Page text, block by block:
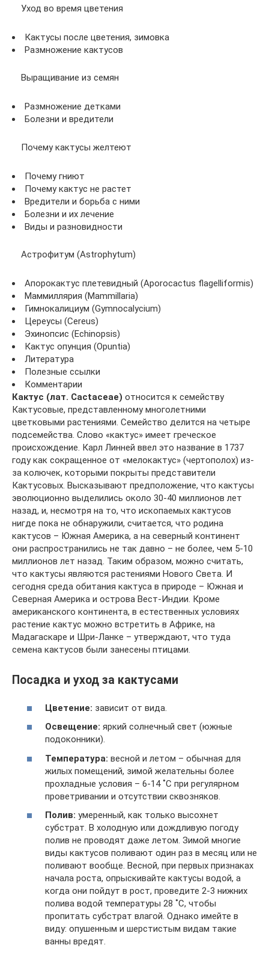
Уход во время цветения
Кактусы после цветения, зимовка
Размножение кактусов
Выращивание из семян
Размножение детками
Болезни и вредители
Почему кактусы желтеют
Почему гниют
Почему кактус не растет
Вредители и борьба с ними
Болезни и их лечение
Виды и разновидности
Астрофитум (Astrophytum)
Апорокактус плетевидный (Aporocactus flagelliformis)
Маммиллярия (Mammillaria)
Гимнокалициум (Gymnocalycium)
Цереусы (Cereus)
Эхинопсис (Echinopsis)
Кактус опунция (Opuntia)
Литература
Полезные ссылки
Комментарии
Кактус (лат. Cactaceae) относится к семейству
Кактусовые, представленному многолетними
цветковыми растениями. Семейство делится на четыре
подсемейства. Слово «кактус» имеет греческое
происхождение. Карл Линней ввел это название в 1737
году как сокращенное от «мелокактус» (чертополох) из-
за колючек, которыми покрыты представители
Кактусовых. Высказывают предположение, что кактусы
эволюционно выделились около 30-40 миллионов лет
назад, и, несмотря на то, что ископаемых кактусов
нигде пока не обнаружили, считается, что родина
кактусов – Южная Америка, а на северный континент
они распространились не так давно – не более, чем 5-10
миллионов лет назад. Таким образом, можно считать,
что кактусы являются растениями Нового Света. И
сегодня среда обитания кактуса в природе – Южная и
Северная Америка и острова Вест-Индии. Кроме
американского континента, в естественных условиях
растение кактус можно встретить в Африке, на
Мадагаскаре и Шри-Ланке – утверждают, что туда
семена кактусов были занесены птицами.
Посадка и уход за кактусами
Цветение: зависит от вида.
Освещение: яркий солнечный свет (южные
подоконники).
Температура: весной и летом – обычная для
жилых помещений, зимой желательны более
прохладные условия – 6-14 ˚C при регулярном
проветривании и отсутствии сквозняков.
Полив: умеренный, как только высохнет
субстрат. В холодную или дождливую погоду
полив не проводят даже летом. Зимой многие
виды кактусов поливают один раз в месяц или не
поливают вообще. Весной, при первых признаках
начала роста, опрыскивайте кактусы водой, а
когда они пойдут в рост, проведите 2-3 нижних
полива водой температуры 28 ˚C, чтобы
пропитать субстрат влагой. Однако имейте в
виду: опушенным и шерстистым видам такие
ванны вредят.